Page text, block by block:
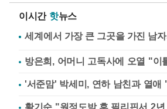
이시간 핫뉴스
방은희, 어머니 고독사에 오열 "이
'서준맘' 박세미, 연하 남친과 열애
황기순 "원정도박 후 필리핀서 2